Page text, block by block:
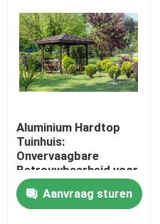
Aluminium Hardtop
Tuinhuis:
Onvervaagbare
Betrouwbaarheid voor
Uw Buitenruimte
Aanvraag sturen